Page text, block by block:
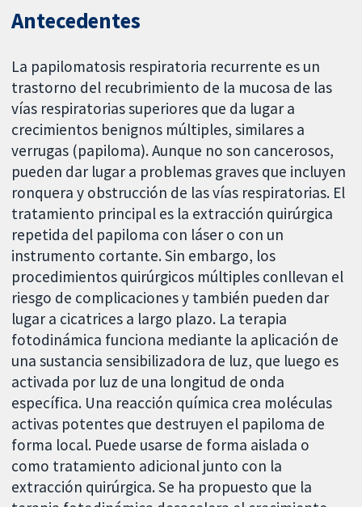
Antecedentes
La papilomatosis respiratoria recurrente es un
trastorno del recubrimiento de la mucosa de las
vías respiratorias superiores que da lugar a
crecimientos benignos múltiples, similares a
verrugas (papiloma). Aunque no son cancerosos,
pueden dar lugar a problemas graves que incluyen
ronquera y obstrucción de las vías respiratorias. El
tratamiento principal es la extracción quirúrgica
repetida del papiloma con láser o con un
instrumento cortante. Sin embargo, los
procedimientos quirúrgicos múltiples conllevan el
riesgo de complicaciones y también pueden dar
lugar a cicatrices a largo plazo. La terapia
fotodinámica funciona mediante la aplicación de
una sustancia sensibilizadora de luz, que luego es
activada por luz de una longitud de onda
específica. Una reacción química crea moléculas
activas potentes que destruyen el papiloma de
forma local. Puede usarse de forma aislada o
como tratamiento adicional junto con la
extracción quirúrgica. Se ha propuesto que la